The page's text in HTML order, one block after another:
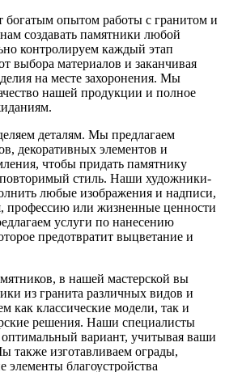
богатым опытом работы с гранитом и
создавать памятники любой
контролируем каждый этап
выбора материалов и заканчивая
на месте захоронения. Мы
нашей продукции и полное
деталям. Мы предлагаем
декоративных элементов и
чтобы придать памятнику
стиль. Наши художники-
любые изображения и надписи,
профессию или жизненные ценности
услуги по нанесению
предотвратит выцветание и
в нашей мастерской вы
из гранита различных видов и
как классические модели, так и
решения. Наши специалисты
вариант, учитывая ваши
также изготавливаем ограды,
элементы благоустройства